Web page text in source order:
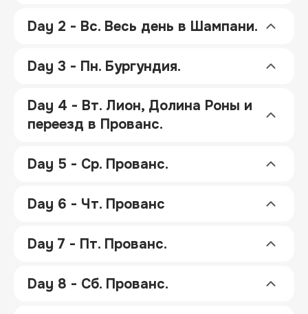
Day 2 - Вс. Весь день в Шампани.
Day 3 - Пн. Бургундия.
Day 4 - Вт. Лион, Долина Роны и
переезд в Прованс.
Day 5 - Ср. Прованс.
Day 6 - Чт. Прованс
Day 7 - Пт. Прованс.
Day 8 - Сб. Прованс.